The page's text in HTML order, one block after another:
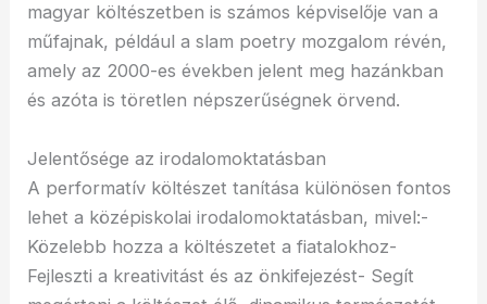
magyar költészetben is számos képviselője van a
műfajnak, például a slam poetry mozgalom révén,
amely az 2000-es években jelent meg hazánkban
és azóta is töretlen népszerűségnek örvend.
Jelentősége az irodalomoktatásban
A performatív költészet tanítása különösen fontos
lehet a középiskolai irodalomoktatásban, mivel:-
Közelebb hozza a költészetet a fiatalokhoz-
Fejleszti a kreativitást és az önkifejezést- Segít